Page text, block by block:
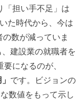
「担い手不足」は
た時代から、今は
数が減っていま
建設業の就職者を
になるのが、
です。ビジョンの
数値をもって示し